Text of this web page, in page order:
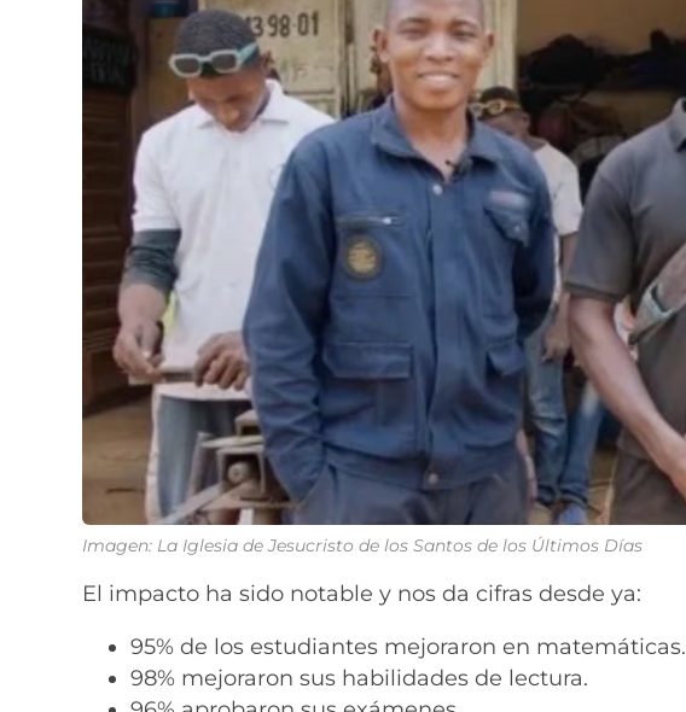
Imagen: La Iglesia de Jesucristo de los Santos de los Últimos Días
El impacto ha sido notable y nos da cifras desde ya:
95% de los estudiantes mejoraron en matemáticas.
98% mejoraron sus habilidades de lectura.